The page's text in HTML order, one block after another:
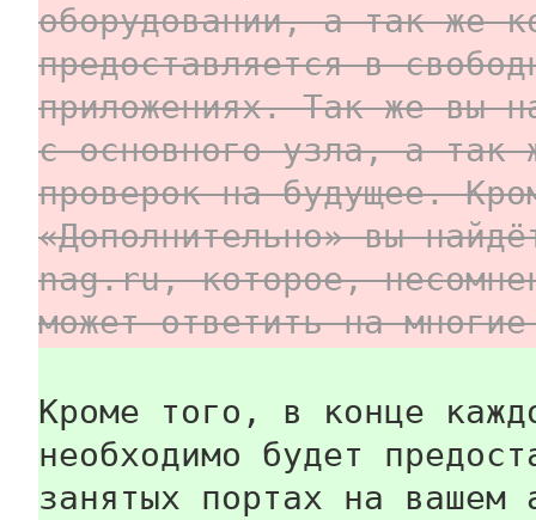
оборудовании, а так же
предоставляется в
приложениях. Так же вы
с основного узла, а так
проверок на будущее.
«Дополнительно» вы
nag.ru, которое,
может ответить на
Кроме того, в конце
необходимо будет
занятых портах на вашем